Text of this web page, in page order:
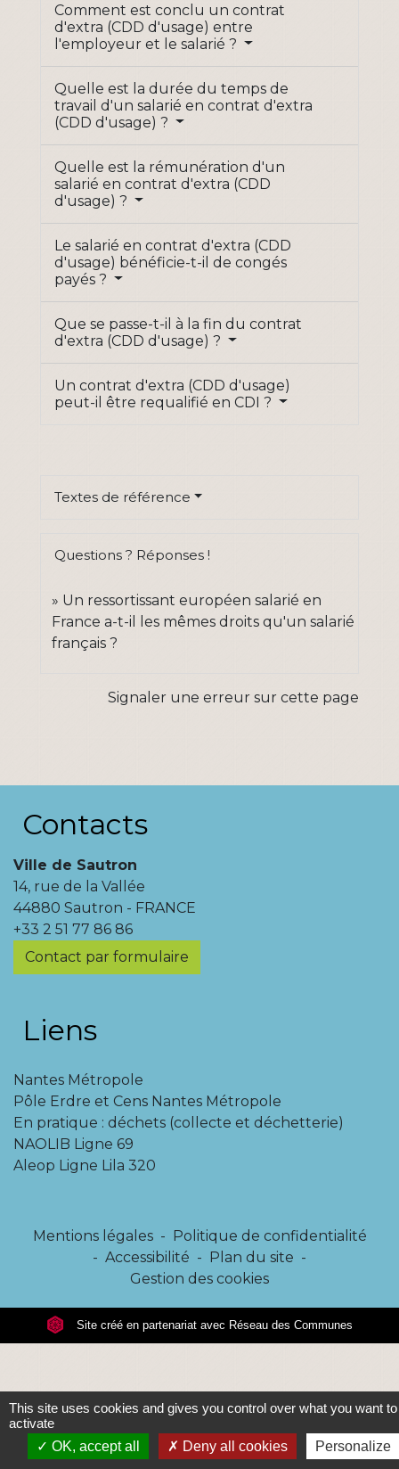
Comment est conclu un contrat
d'extra (CDD d'usage) entre
l'employeur et le salarié ?
Quelle est la durée du temps de
travail d'un salarié en contrat d'extra
(CDD d'usage) ?
Quelle est la rémunération d'un
salarié en contrat d'extra (CDD
d'usage) ?
Le salarié en contrat d'extra (CDD
d'usage) bénéficie-t-il de congés
payés ?
Que se passe-t-il à la fin du contrat
d'extra (CDD d'usage) ?
Un contrat d'extra (CDD d'usage)
peut-il être requalifié en CDI ?
Textes de référence
Questions ? Réponses !
Un ressortissant européen salarié en
France a-t-il les mêmes droits qu'un salarié
français ?
Signaler une erreur sur cette page
Contacts
Ville de Sautron
14, rue de la Vallée
44880 Sautron - FRANCE
+33 2 51 77 86 86
Contact par formulaire
Liens
Nantes Métropole
Pôle Erdre et Cens Nantes Métropole
En pratique : déchets (collecte et déchetterie)
NAOLIB Ligne 69
Aleop Ligne Lila 320
Mentions légales - Politique de confidentialité
- Accessibilité - Plan du site -
Gestion des cookies
Site créé en partenariat avec Réseau des Communes
This site uses cookies and gives you control over what you want to
activate
OK, accept all
Deny all cookies Personalize